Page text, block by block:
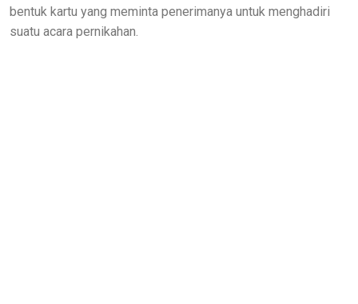
bentuk kartu yang meminta penerimanya untuk menghadiri
suatu acara pernikahan.